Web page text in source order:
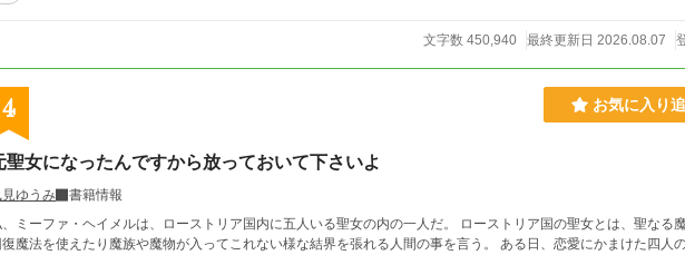
文字数 450,940 最終更新日 2026.08.07
4 お気に入り
聖女になったんですから放っておいて下さいよ
ゆうみ
書籍情報
ミーファ・ヘイメルは、ローストリア国内に五人いる聖女の内の一人だ。 ローストリア国の聖女とは、聖なる魔
魔法を使えたり魔族や魔物が入ってこれない様な結界を張れる人間の事を言う。 ある日、恋愛にかまけた四人